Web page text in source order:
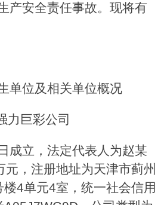
产安全责任事故。现将有
单位及相关单位概况
力巨彩公司
成立，法定代表人为赵某
，注册地址为天津市蓟州
4单元4室，统一社会信用